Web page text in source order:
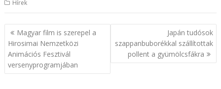
Hírek
B
e
j
e
Magyar film is szerepel a
Hirosimai Nemzetközi
Animációs Fesztivál
versenyprogramjában
Japán tudósok
szappanbuborékkal szállítottak
pollent a gyümölcsfákra